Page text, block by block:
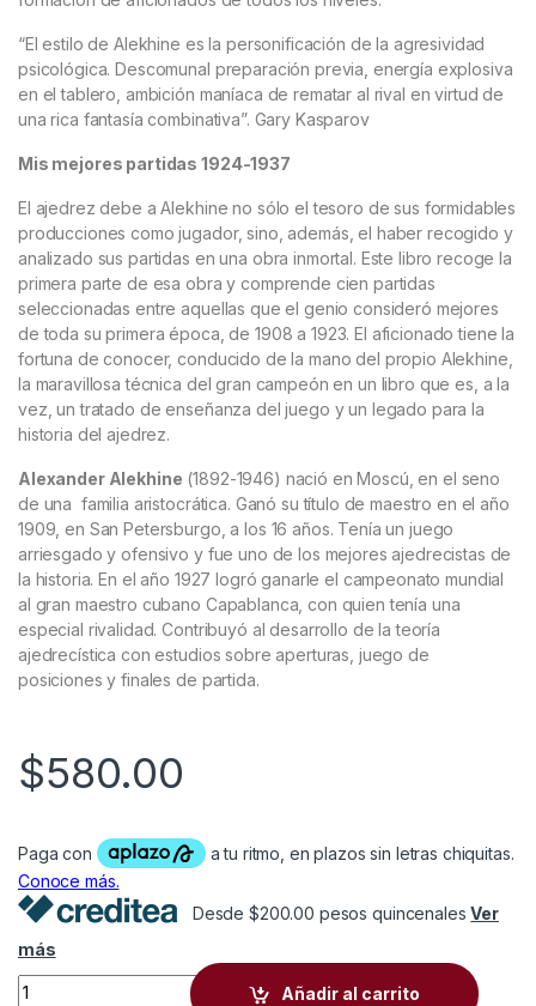
“El estilo de Alekhine es la personificación de la agresividad
psicológica. Descomunal preparación previa, energía explosiva
en el tablero, ambición maníaca de rematar al rival en virtud de
una rica fantasía combinativa”. Gary Kasparov
Mis mejores partidas 1924-1937
El ajedrez debe a Alekhine no sólo el tesoro de sus formidables
producciones como jugador, sino, además, el haber recogido y
analizado sus partidas en una obra inmortal. Este libro recoge la
primera parte de esa obra y comprende cien partidas
seleccionadas entre aquellas que el genio consideró mejores
de toda su primera época, de 1908 a 1923. El aficionado tiene la
fortuna de conocer, conducido de la mano del propio Alekhine,
la maravillosa técnica del gran campeón en un libro que es, a la
vez, un tratado de enseñanza del juego y un legado para la
historia del ajedrez.
Alexander Alekhine (1892-1946) nació en Moscú, en el seno
de una familia aristocrática. Ganó su título de maestro en el año
1909, en San Petersburgo, a los 16 años. Tenía un juego
arriesgado y ofensivo y fue uno de los mejores ajedrecistas de
la historia. En el año 1927 logró ganarle el campeonato mundial
al gran maestro cubano Capablanca, con quien tenía una
especial rivalidad. Contribuyó al desarrollo de la teoría
ajedrecística con estudios sobre aperturas, juego de
posiciones y finales de partida.
$580.00
Desde $200.00 pesos quincenalesVer
más
Alexander Alekhine Mis mejores partidas 1924-1937 quantity
Añadir al carrito